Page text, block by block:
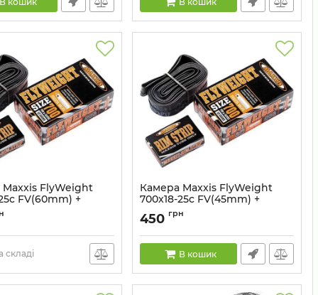
FlyWeight
FV(60mm) +
складі
Камера Maxxis FlyWeight
700x18-25c FV(45mm) +
фліппер
Артикул:
450 грн
В кошик